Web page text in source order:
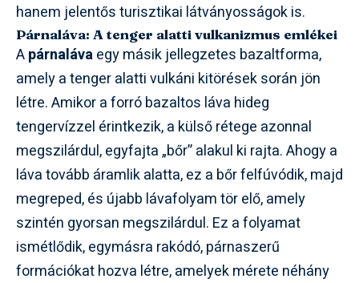
hanem jelentős turisztikai látványosságok is.
Párnaláva: A tenger alatti vulkanizmus emlékei
Apárnalávaegy másik jellegzetes bazaltforma,
amely a tenger alatti vulkáni kitörések során jön
létre. Amikor a forró bazaltos láva hideg
tengervízzel érintkezik, a külső rétege azonnal
megszilárdul, egyfajta „bőr” alakul ki rajta. Ahogy a
láva tovább áramlik alatta, ez a bőr felfúvódik, majd
megreped, és újabb lávafolyam tör elő, amely
szintén gyorsan megszilárdul. Ez a folyamat
ismétlődik, egymásra rakódó, párnaszerű
formációkat hozva létre, amelyek mérete néhány